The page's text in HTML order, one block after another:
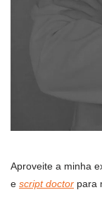
Aproveite a minha
e script doctor para